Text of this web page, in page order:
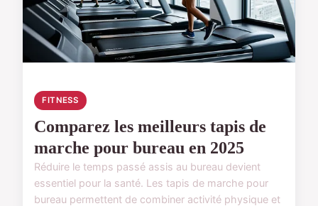
FITNESS
Comparez les meilleurs tapis de
marche pour bureau en 2025
Réduire le temps passé assis au bureau devient
essentiel pour la santé. Les tapis de marche pour
bureau permettent de combiner activité physique et